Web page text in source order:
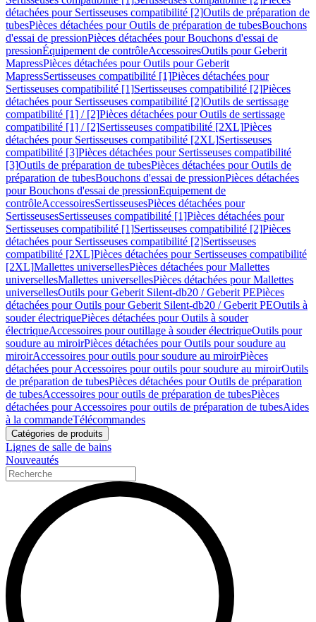
détachées pour Sertisseuses compatibilité [2]Outils de préparation de
tubesPièces détachées pour Outils de préparation de tubesBouchons
d'essai de pressionPièces détachées pour Bouchons d'essai de
pressionÉquipement de contrôleAccessoiresOutils pour Geberit
MapressPièces détachées pour Outils pour Geberit
MapressSertisseuses compatibilité [1]Pièces détachées pour
Sertisseuses compatibilité [1]Sertisseuses compatibilité [2]Pièces
détachées pour Sertisseuses compatibilité [2]Outils de sertissage
compatibilité [1] / [2]Pièces détachées pour Outils de sertissage
compatibilité [1] / [2]Sertisseuses compatibilité [2XL]Pièces
détachées pour Sertisseuses compatibilité [2XL]Sertisseuses
compatibilité [3]Pièces détachées pour Sertisseuses compatibilité
[3]Outils de préparation de tubesPièces détachées pour Outils de
préparation de tubesBouchons d'essai de pressionPièces détachées
pour Bouchons d'essai de pressionEquipement de
contrôleAccessoiresSertisseusesPièces détachées pour
SertisseusesSertisseuses compatibilité [1]Pièces détachées pour
Sertisseuses compatibilité [1]Sertisseuses compatibilité [2]Pièces
détachées pour Sertisseuses compatibilité [2]Sertisseuses
compatibilité [2XL]Pièces détachées pour Sertisseuses compatibilité
[2XL]Mallettes universellesPièces détachées pour Mallettes
universellesMallettes universellesPièces détachées pour Mallettes
universellesOutils pour Geberit Silent-db20 / Geberit PEPièces
détachées pour Outils pour Geberit Silent-db20 / Geberit PEOutils à
souder électriquePièces détachées pour Outils à souder
électriqueAccessoires pour outillage à souder électriqueOutils pour
soudure au miroirPièces détachées pour Outils pour soudure au
miroirAccessoires pour outils pour soudure au miroirPièces
détachées pour Accessoires pour outils pour soudure au miroirOutils
de préparation de tubesPièces détachées pour Outils de préparation
de tubesAccessoires pour outils de préparation de tubesPièces
détachées pour Accessoires pour outils de préparation de tubesAides
à la commandeTélécommandes
Catégories de produits
Lignes de salle de bains
Nouveautés